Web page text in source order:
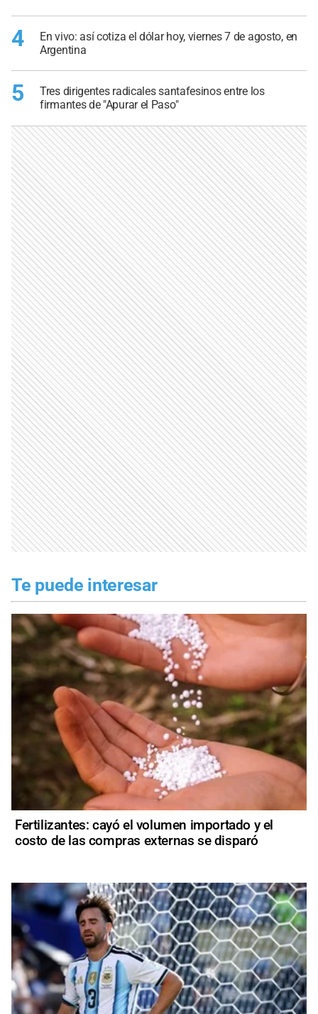
4
En vivo: así cotiza el dólar hoy, viernes 7 de agosto, en
Argentina
5
Tres dirigentes radicales santafesinos entre los
firmantes de "Apurar el Paso"
Te puede interesar
Fertilizantes: cayó el volumen importado y el
costo de las compras externas se disparó